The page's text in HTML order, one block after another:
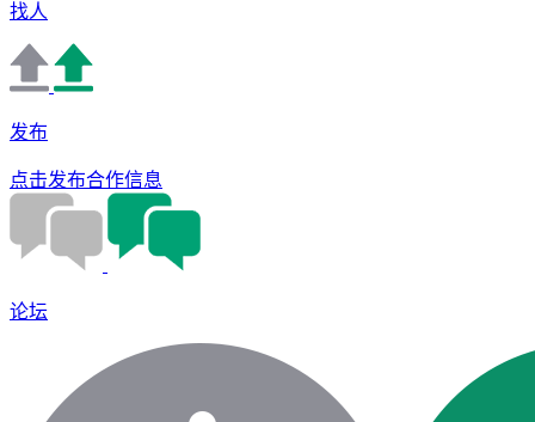
找人
发布
点击发布合作信息
论坛